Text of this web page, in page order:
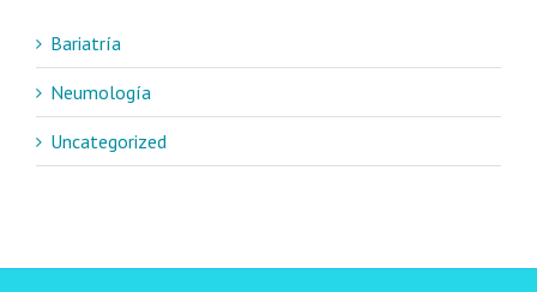
Bariatría
Neumología
Uncategorized